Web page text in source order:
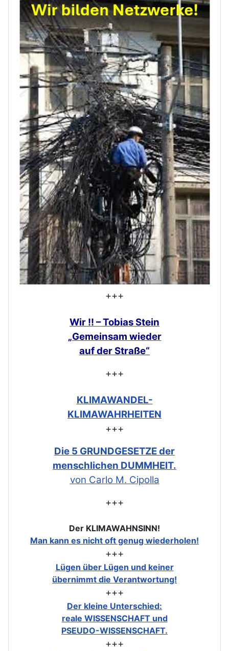
+++
Wir !! – Tobias Stein
„Gemeinsam wieder
auf der Straße“
+++
KLIMAWANDEL-
KLIMAWAHRHEITEN
+++
Die 5 GRUNDGESETZE der
menschlichen DUMMHEIT.
von Carlo M. Cipolla
+++
Der KLIMAWAHNSINN!
Man kann es nicht oft genug wiederholen!
+++
Lügen über Lügen und keiner
übernimmt die Verantwortung!
+++
Der kleine Unterschied:
reale WISSENSCHAFT und
PSEUDO-WISSENSCHAFT.
+++